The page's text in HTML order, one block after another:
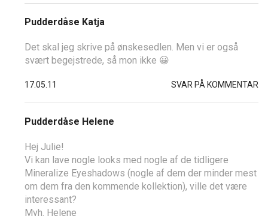
Pudderdåse Katja
Det skal jeg skrive på ønskesedlen. Men vi er også
svært begejstrede, så mon ikke 😀
17.05.11 SVAR PÅ KOMMENTAR
Pudderdåse Helene
Hej Julie!
Vi kan lave nogle looks med nogle af de tidligere
Mineralize Eyeshadows (nogle af dem der minder mest
om dem fra den kommende kollektion), ville det være
interessant?
Mvh. Helene